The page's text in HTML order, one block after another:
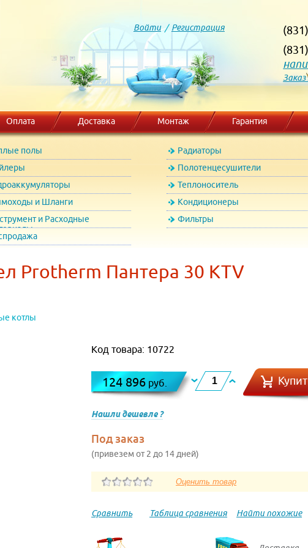
Войти/ Регистрация
Заказ
Оплата Доставка Монтаж Гарантия
полы
Радиаторы
Полотенцесушители
Теплоноситель
и Шланги
Кондиционеры
и Расходные
Фильтры
Protherm Пантера 30 KTV
котлы
Код товара: 10722
124 896 руб.
Нашли дешевле ?
Под заказ
(привезем от 2 до 14 дней)
Сравнить Таблица сравнения Найти похожие